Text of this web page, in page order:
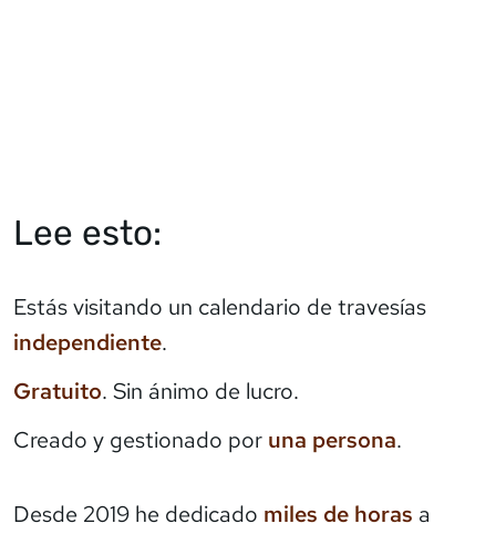
Lee esto:
Estás visitando un calendario de travesías
independiente.
Gratuito. Sin ánimo de lucro.
Creado y gestionado por una persona.
Desde 2019 he dedicado miles de horas a